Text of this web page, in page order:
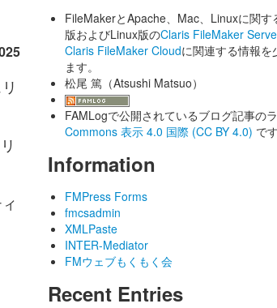
FileMakerとApache、Mac、Linuxに関す
版およびLinux版のClaris FileMaker
Claris FileMaker Cloudに関連する情報
ます。
松尾 篤（Atsushi Matsuo）
FAMLogで公開されているブログ記事の
Commons 表示 4.0 国際 (CC BY 4.0) です
Information
FMPress Forms
fmcsadmin
XMLPaste
INTER-Mediator
FMウェブもくもく会
Recent Entries